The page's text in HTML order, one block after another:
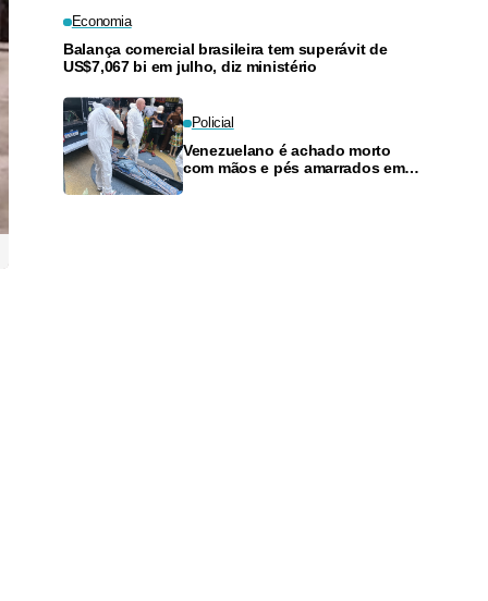
Economia
Balança comercial brasileira tem superávit de
US$7,067 bi em julho, diz ministério
Policial
Venezuelano é achado morto
com mãos e pés amarrados em